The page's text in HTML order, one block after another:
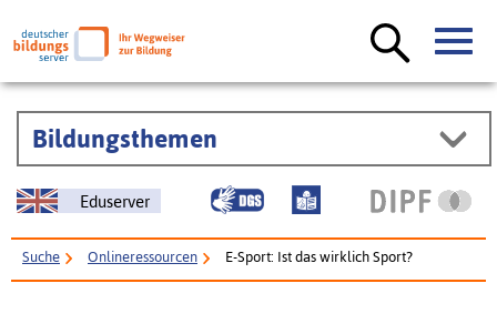
Bildungsthemen
Eduserver
Suche Onlineressourcen E-Sport: Ist das wirklich Sport?